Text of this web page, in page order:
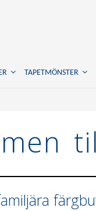
TAPETMÖNSTER